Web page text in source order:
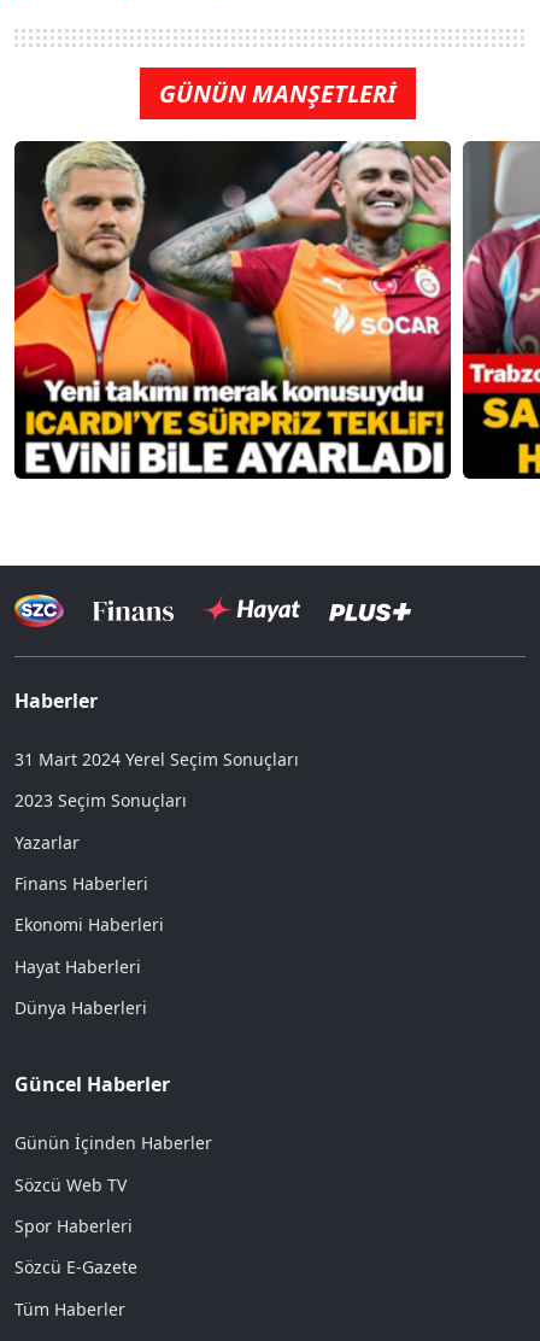
GÜNÜN MANŞETLERİ
Haberler
31 Mart 2024 Yerel Seçim Sonuçları
2023 Seçim Sonuçları
Yazarlar
Finans Haberleri
Ekonomi Haberleri
Hayat Haberleri
Dünya Haberleri
Güncel Haberler
Günün İçinden Haberler
Sözcü Web TV
Spor Haberleri
Sözcü E-Gazete
Tüm Haberler